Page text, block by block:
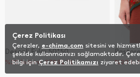
Desenli Fular 50*50
%20 İndirim 279,91TL %20
Çerez Politikası
Çerezler, e-chima.com sitesini ve
şekilde kullanmamızı sağlamaktadır.
bilgi içinÇerez Politikamızı ziyaret